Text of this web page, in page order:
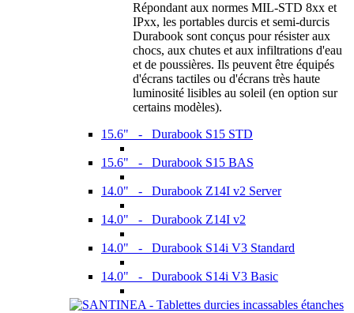
Répondant aux normes MIL-STD 8xx et
IPxx, les portables durcis et semi-durcis
Durabook sont conçus pour résister aux
chocs, aux chutes et aux infiltrations d'eau
et de poussières. Ils peuvent être équipés
d'écrans tactiles ou d'écrans très haute
luminosité lisibles au soleil (en option sur
certains modèles).
15.6" - Durabook S15 STD
15.6" - Durabook S15 BAS
14.0" - Durabook Z14I v2 Server
14.0" - Durabook Z14I v2
14.0" - Durabook S14i V3 Standard
14.0" - Durabook S14i V3 Basic